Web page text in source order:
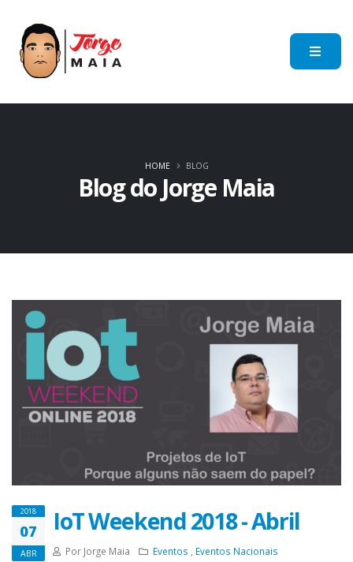
Blog do Jorge Maia
HOME BLOG
2018
07
ABR
IoT Weekend 2018 - Abril
Por Jorge Maia Eventos Eventos Nacionais